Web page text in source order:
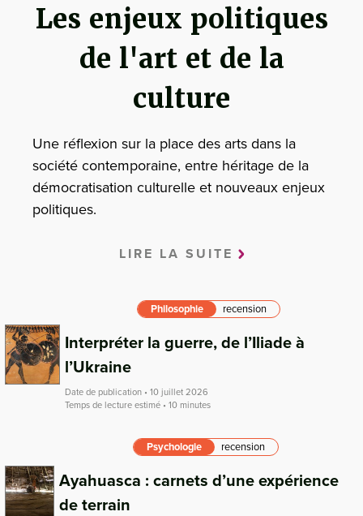
Les enjeux politiques
de l'art et de la
culture
Une réflexion sur la place des arts dans la
société contemporaine, entre héritage de la
démocratisation culturelle et nouveaux enjeux
politiques.
LIRE LA SUITE
Philosophie recension
Interpréter la guerre, de l’Iliade à
l’Ukraine
Date de publication • 10 juillet 2026
Temps de lecture estimé • 10 minutes
Psychologie recension
Ayahuasca : carnets d’une expérience
de terrain